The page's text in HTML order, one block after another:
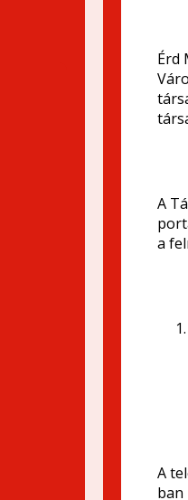
Érd
A
a
A
ban